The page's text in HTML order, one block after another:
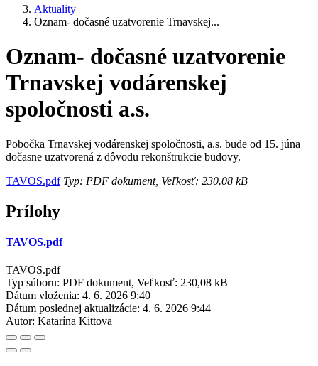
Aktuality
Oznam- dočasné uzatvorenie Trnavskej...
Oznam- dočasné uzatvorenie
Trnavskej vodárenskej
spoločnosti a.s.
Pobočka Trnavskej vodárenskej spoločnosti, a.s. bude od 15. júna
dočasne uzatvorená z dôvodu rekonštrukcie budovy.
TAVOS.pdfTyp: PDF dokument, Veľkosť: 230.08 kB
Prílohy
TAVOS.pdf
TAVOS.pdf
Typ súboru: PDF dokument, Veľkosť: 230,08 kB
Dátum vloženia: 4. 6. 2026 9:40
Dátum poslednej aktualizácie: 4. 6. 2026 9:44
Autor: Katarína Kittova